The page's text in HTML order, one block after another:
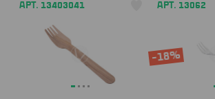
АРТ. 13403041 АРТ. 13062
-18%